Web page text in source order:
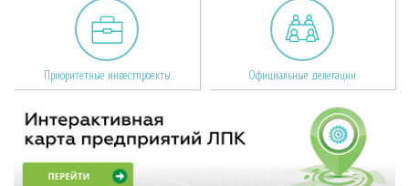
Приоритетные инвестпроекты Официальные делегации